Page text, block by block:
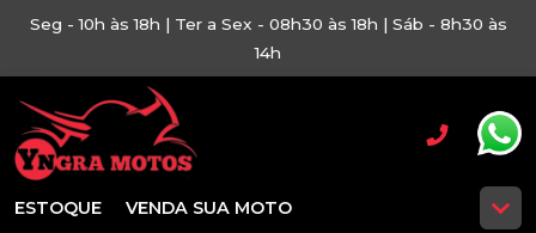
Seg - 10h às 18h | Ter a Sex - 08h30 às 18h | Sáb - 8h30 às
14h
ESTOQUE VENDA SUA MOTO